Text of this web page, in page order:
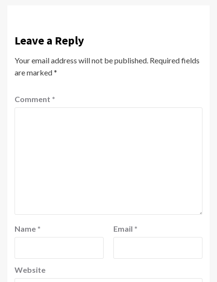
Leave a Reply
Your email address will not be published. Required fields
are marked*
Comment *
Name * Email *
Website